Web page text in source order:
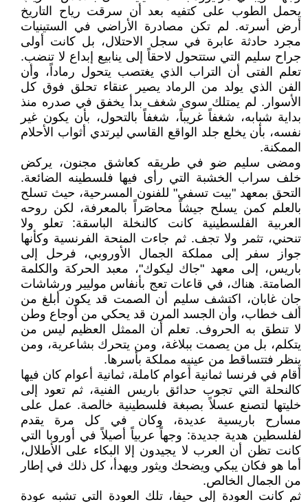
يحمل الطوب على كتفيه بعد أن سرقت رياح التاريخ
أرض أسرته. لم تكن مصادرة الأراضي في الستينيات
مجرد حادثة عابرة في سجل الاحتلال، بل كانت أولى
جراح سليم التي ستتحول لاحقاً إلى ينابيع إبداع لا تنضب.
تعلم الفتى أن التراب الذي يغتصب يتحول رماداً، وأن
الفن الذي يولد من الرماد يصير عنقاء تحلق فوق كل
الأسوار. لم يمتلك سوى شغف بدأ يخفق في صدره منذ
بداية شبابه، شغفاً غريباً، شغفاً بالتحول، بأن يكون غير
نفسه، بأن يخلع جلد الواقع القاسي ليرتدي أثواب الأحلام
الممكنة.
ومضى سليم ضو في طريقه كعاشق مجنون، يركض
خلف سراب الخشبة التي رأى فيها فلسطينه الضائعة.
التحق بمعهد "بيت تسفي" للفنون المسرحية، حيث تسلح
بالعلم كمن يسلح جيشاً محاصَراً بالمعرفة، لكن روحه
العربية الفلسطينية كانت كالنخلة الباسقة: تعلو ولا
تنحني، تثمر ولا تجف. ثم جاءت المنحة الفرنسية وكأنها
جواز سفر إلى مملكة الجمال الأوروبي، فرحل إلى
باريس، إلى معهد "جاك ليكوك"، معبد الحركة والكلمة
الصامتة. هناك، في قاعات تعج بأنفاس موليير ورشاشات
جان غابان، اكتشف سليم أن الصمت قد يكون أبلغ من
ألف خطاب، وأن الجسد المرن قد يحكي من أوجاع وطن
لا تنطق به الحروف. تعلم أن الممثل العظيم ليس من
يتكلم، بل من يصمت ببلاغة، ومن يتحرك بشاعرية، ومن
ينظر فتتساقط من عينيه مملكة بأسرها.
أقام في فرنسا ثمانية أعوام كاملة، ثمانية أعوام كان فيها
كالنحلة التي تجوب حدائق باريس الفنية، ثم تعود إلى
خليتها لتصنع عسلاً بصبغة فلسطينية خالصة. عمل على
مسارح باريسية عديدة، وكان في كل مرة يقدم
لفلسطين هدية جديدة: وجهاً عربياً أصيلاً في أوروبا التي
كانت تظن أن العرب لا يجيدون إلا البكاء على الأطلال،
أما هو فكان يبكي ويضحك ويثور ويهدأ، كل ذلك في إطار
من الجمال الخالص.
ثم كانت العودة إلى حيفا، تلك العودة التي تشبه عودة